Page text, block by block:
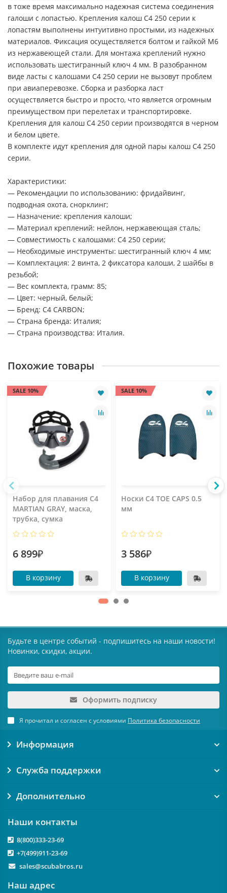
в тоже время максимально надежная система соединения
галоши с лопастью. Крепления калош C4 250 серии к
лопастям выполнены интуитивно простыми, из надежных
материалов. Фиксация осуществляется болтом и гайкой М6
из нержавеющей стали. Для монтажа креплений нужно
использовать шестигранный ключ 4 мм. В разобранном
виде ласты с калошами C4 250 серии не вызовут проблем
при авиаперевозке. Сборка и разборка ласт
осуществляется быстро и просто, что является огромным
преимуществом при перелетах и транспортировке.
Крепления для калош C4 250 серии производятся в черном
и белом цвете.
В комплекте идут крепления для одной пары калош C4 250
серии.
Характеристики:
— Рекомендации по использованию: фридайвинг,
подводная охота, снорклинг;
— Назначение: крепления калоши;
— Материал креплений: нейлон, нержавеющая сталь;
— Совместимость с калошами: C4 250 серии;
— Необходимые инструменты: шестигранный ключ 4 мм;
— Комплектация: 2 винта, 2 фиксатора калоши, 2 шайбы в
резьбой;
— Вес комплекта, грамм: 85;
— Цвет: черный, белый;
— Бренд: C4 CARBON;
— Страна бренда: Италия;
— Страна производства: Италия.
Похожие товары
SALE 10%
Набор для плавания C4
MARTIAN GRAY, маска,
трубка, сумка
6 899₽
В корзину
SALE 10%
Носки C4 TOE CAPS 0.5
мм
3 586₽
В корзину
Будьте в центре событий - подпишитесь на наши новости!
Новинки, скидки, акции.
Оформить подписку
Я прочитал и согласен с условиями Политика безопасности
Информация
Служба поддержки
Дополнительно
Наши контакты
8(800)333-23-69
+7(499)911-23-69
sales@scubabros.ru
Наш адрес